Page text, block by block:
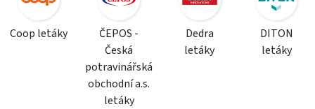
Coop letáky
ČEPOS -
Česká
potravinářská
obchodní a.s.
letáky
Dedra
letáky
DITON
letáky